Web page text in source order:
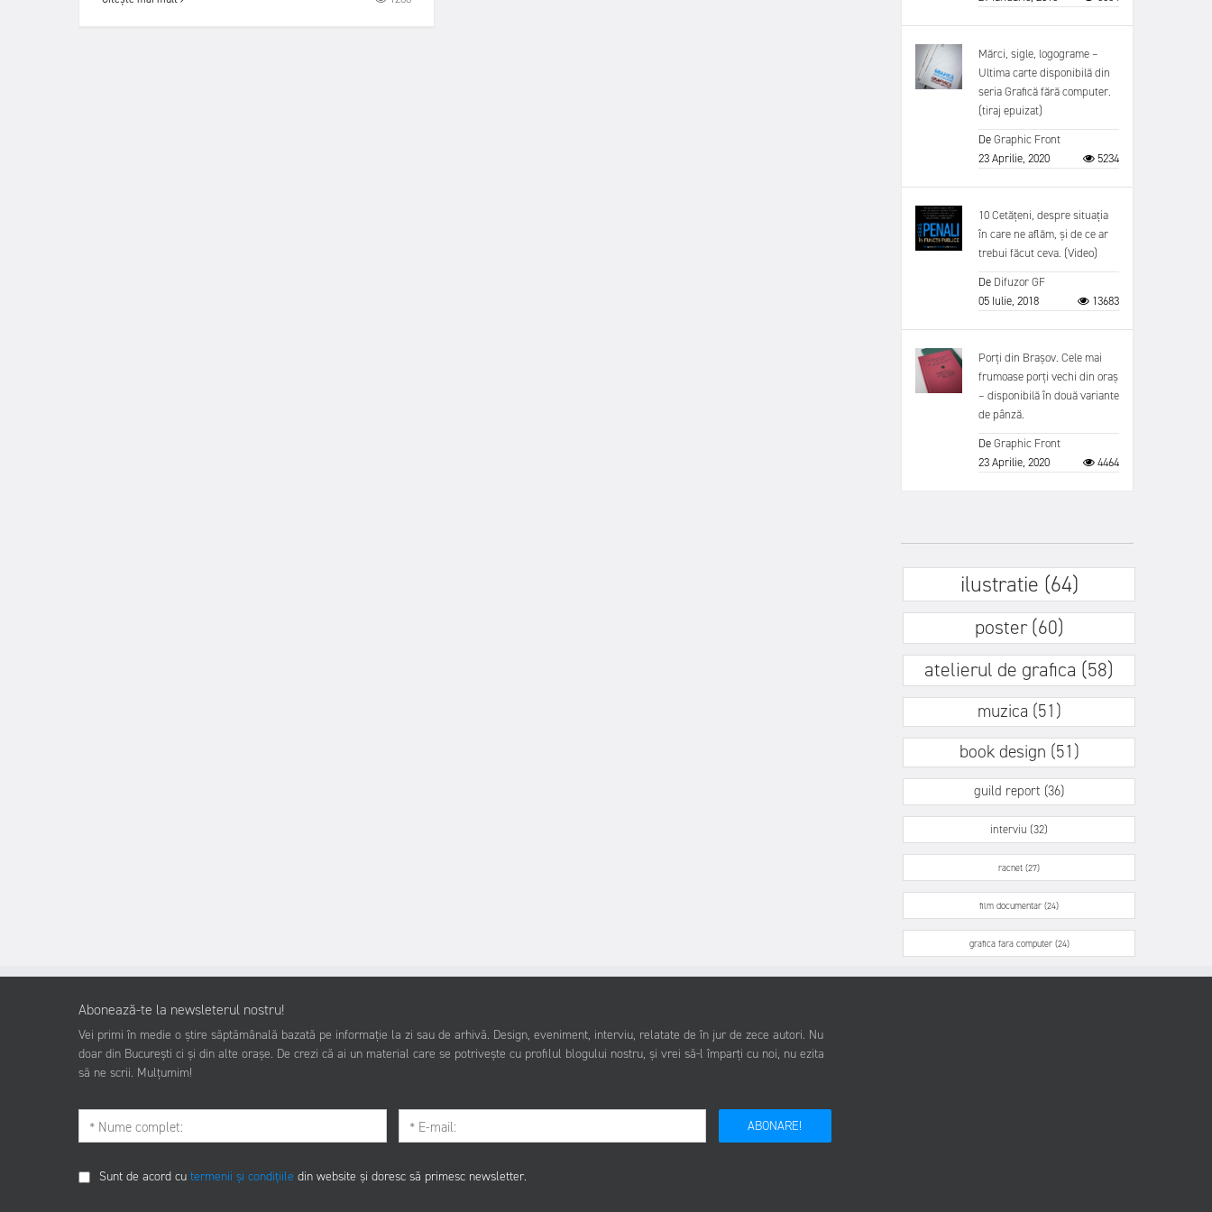
Mărci, sigle, logograme –
Ultima carte disponibilă din
seria Grafică fără computer.
(tiraj epuizat)
DeGraphic Front
23 Aprilie, 2020
5234
10 Cetățeni, despre situația
în care ne aflăm, și de ce ar
trebui făcut ceva. (Video)
De Difuzor GF
05 Iulie, 2018
13683
Porți din Brașov. Cele mai
frumoase porți vechi din oraș
– disponibilă în două variante
de pânză.
DeGraphic Front
23 Aprilie, 2020
4464
ilustratie (64)
poster (60)
atelierul de grafica (58)
muzica (51)
book design (51)
guild report (36)
interviu (32)
racnet (27)
film documentar (24)
grafica fara computer (24)
Abonează-te la newsleterul nostru!
Vei primi în medie o știre săptămânală bazată pe informație la zi sau de arhivă. Design, eveniment, interviu, relatate de în jur de zece autori. Nu
doar din București ci și din alte orașe. De crezi că ai un material care se potrivește cu profilul blogului nostru, și vrei să-l împarți cu noi, nu ezita
să ne scrii. Mulțumim!
ABONARE!
Sunt de acord cu termenii și condițiile din website și doresc să primesc newsletter.